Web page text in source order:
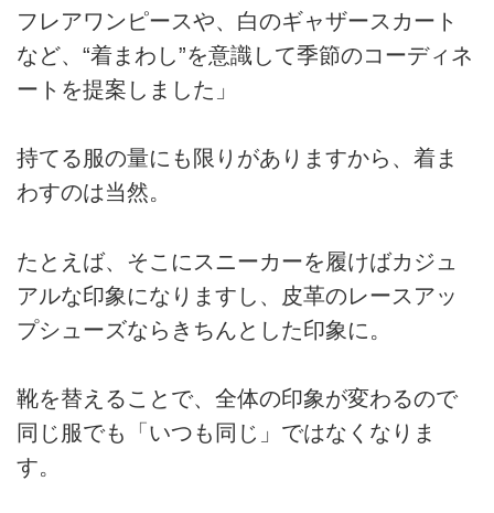
フレアワンピースや、白のギャザースカート
など、“着まわし”を意識して季節のコーディネ
ートを提案しました」
持てる服の量にも限りがありますから、着ま
わすのは当然。
たとえば、そこにスニーカーを履けばカジュ
アルな印象になりますし、皮革のレースアッ
プシューズならきちんとした印象に。
靴を替えることで、全体の印象が変わるので
同じ服でも「いつも同じ」ではなくなりま
す。